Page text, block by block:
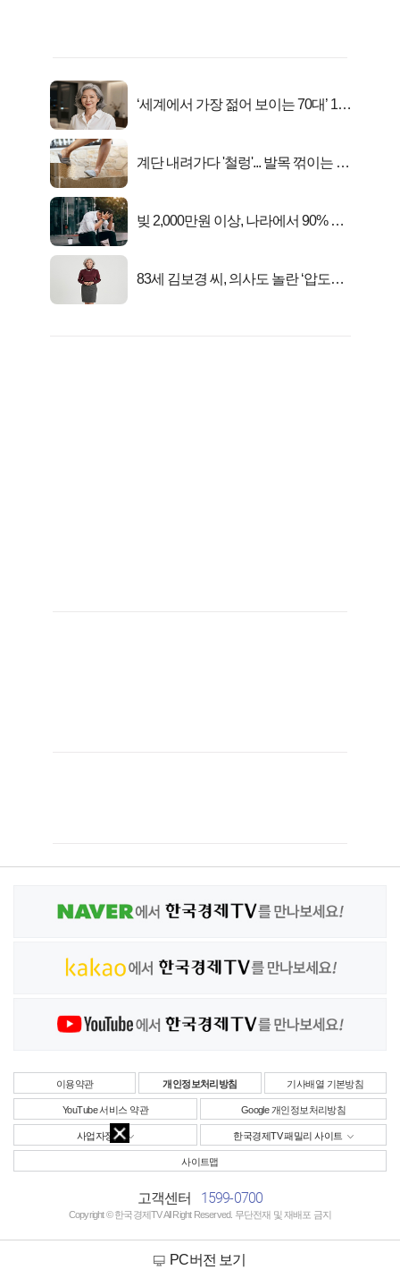
‘세계에서 가장 젊어 보이는 70대’ 1위
계단 내려가다 '철렁'... 발목 꺾이는 이
빚 2,000만원 이상, 나라에서 90% 갚
83세 김보경 씨, 의사도 놀란 ‘압도적
이용약관 개인정보처리방침 기사배열 기본방침
YouTube 서비스 약관 Google 개인정보처리방침
사업자정보 한국경제TV 패밀리 사이트
사이트맵
고객센터 1599-0700
Copyright © 한국경제TV All Right Reserved. 무단전재 및 재배포 금지
PC버전 보기